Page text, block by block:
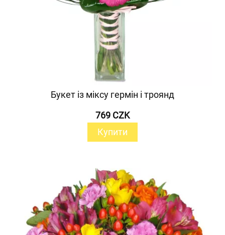
Букет із міксу гермін і троянд
769 CZK
Купити